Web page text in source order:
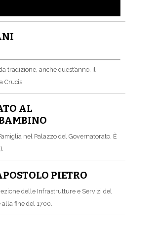
tradizione, anche quest’anno, il
Crucis.
AL
nel Palazzo del Governatorato. È
PIETRO
delle Infrastrutture e Servizi del
fine del 1700.